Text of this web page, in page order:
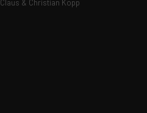
Claus & Christian Kopp